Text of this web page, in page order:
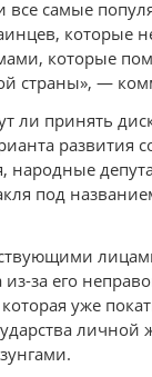
все самые
которые
которые
страны», —
ли принять
развития
народные
под
лицами
за его
уже